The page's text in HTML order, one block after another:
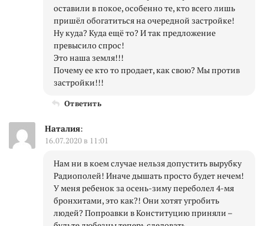
оставили в покое, особенно те, кто всего лишь
пришёл обогатиться на очередной застройке!
Ну куда? Куда ещё то? И так предложение
превысило спрос!
Это наша земля!!!
Почему ее кто то продает, как свою? Мы против
застройки!!!
Ответить
Наталия:
16.07.2020 в 11:01
Нам ни в коем случае нельзя допустить вырубку
Радиополей! Иначе дышать просто будет нечем!
У меня ребенок за осень-зиму переболел 4-мя
бронхитами, это как?! Они хотят угробить
людей? Попроавки в Конституцию приняли –